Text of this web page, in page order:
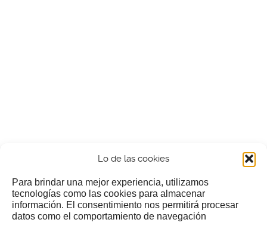
Lo de las cookies
Para brindar una mejor experiencia, utilizamos
tecnologías como las cookies para almacenar
información. El consentimiento nos permitirá procesar
datos como el comportamiento de navegación
¿Nos invitas a un cafecillo?